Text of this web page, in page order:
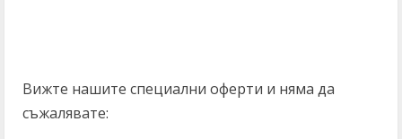
Вижте нашите специални оферти и няма да
съжалявате: